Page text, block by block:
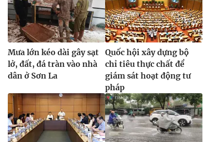
® Cấm sao chép dưới mọi hình thức nếu không có sự chấp
thuận bằng văn bản. Ghi rõ nguồn VTV.vn khi phát hành lại
thông tin từ website này.
Mưa lớn kéo dài gây sạt
lở, đất, đá tràn vào nhà
dân ở Sơn La
Quốc hội xây dựng bộ
chỉ tiêu thực chất để
giám sát hoạt động tư
pháp